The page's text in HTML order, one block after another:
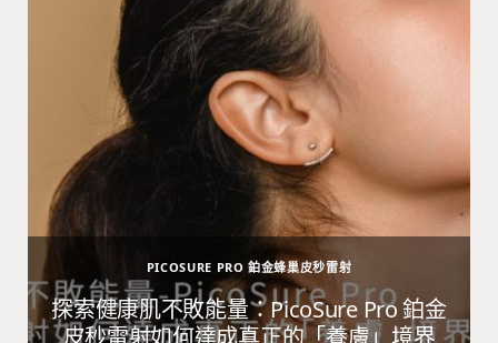
PICOSURE PRO 鉑金蜂巢皮秒雷射
探索健康肌不敗能量：PicoSure Pro 鉑金
皮秒雷射如何達成真正的「養膚」境界